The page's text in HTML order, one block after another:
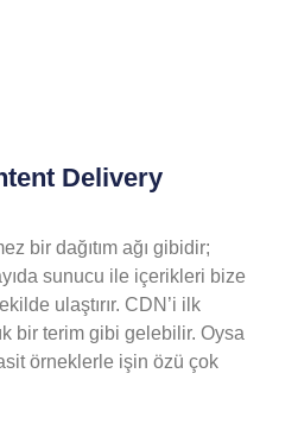
Delivery
bir dağıtım ağı gibidir;
sunucu ile içerikleri bize
ulaştırır. CDN’i ilk
bir terim gibi gelebilir. Oysa
örneklerle işin özü çok